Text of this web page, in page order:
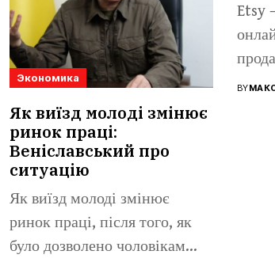
Экономика
Як виїзд молоді змінює
ринок праці:
Веніславський про
ситуацію
Як виїзд молоді змінює
ринок праці, після того, як
було дозволено чоловікам...
Etsy
BY